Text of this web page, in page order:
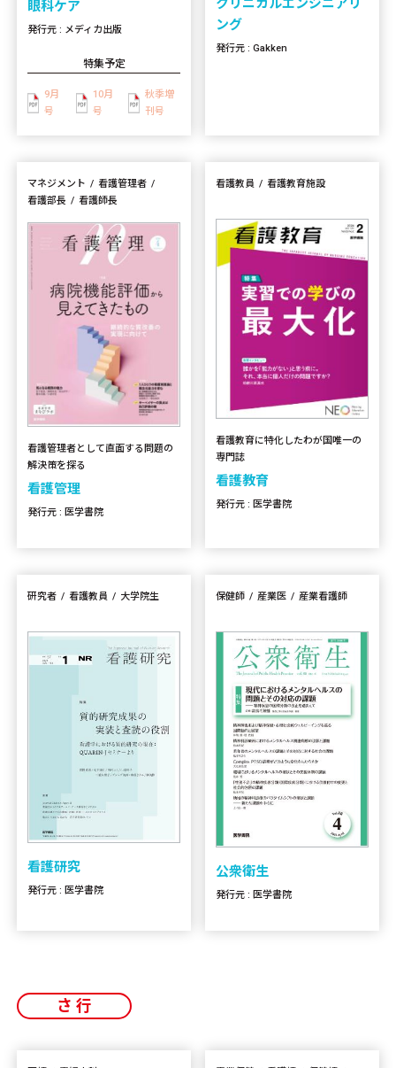
眼科ケア
発行元 : メディカ出版
特集予定
9月
号
10月
号
秋季増
刊号
クリニカルエンジニアリ
ング
発行元 : Gakken
マネジメント
看護管理者
看護部長
看護師長
看護管理者として直面する問題の
解決策を探る
看護管理
発行元 : 医学書院
看護教員 看護教育施設
看護教育に特化したわが国唯一の
専門誌
看護教育
発行元 : 医学書院
研究者 看護教員 大学院生
看護研究
発行元 : 医学書院
保健師 産業医 産業看護師
公衆衛生
発行元 : 医学書院
さ行